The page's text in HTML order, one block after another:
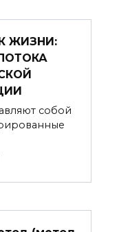
ЖИЗНИ:
собой